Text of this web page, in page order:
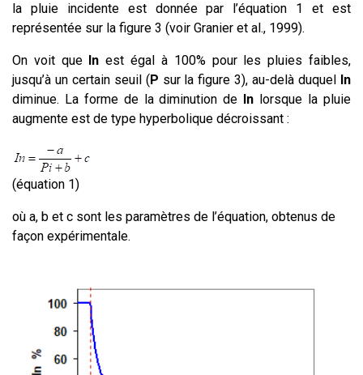
la pluie incidente est donnée par l’équation 1 et est
représentée sur la figure 3 (voir Granier et al., 1999).
On voit queIn est égal à 100% pour les pluies faibles,
jusqu’à un certain seuil ( P sur la figure 3), au-delà duquel
In
diminue. La forme de la diminution de
In lorsque la pluie
augmente est de type hyperbolique décroissant :
(équation 1)
où a, b et c sont les paramètres de l’équation, obtenus de
façon expérimentale.